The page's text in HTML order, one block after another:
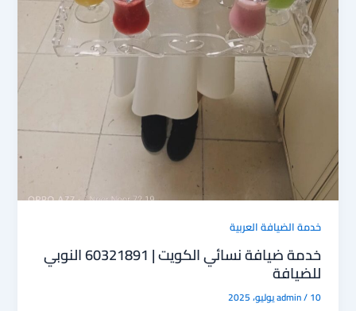
خدمة الضيافة العربية
خدمة ضيافة نسائي الكويت | 60321891 النوبي
للضيافة
admin/10 يوليو، 2025